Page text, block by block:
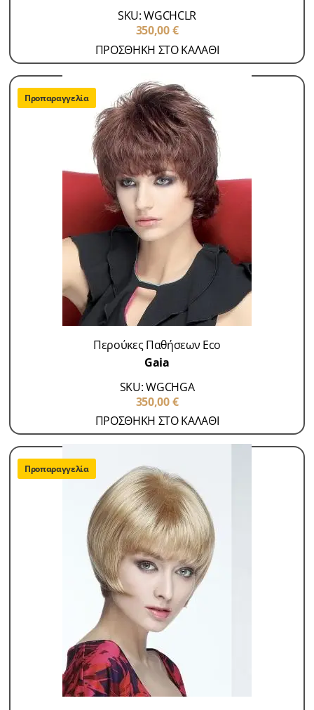
SKU: WGCHCLR
350,00€
ΠΡΟΣΘΗΚΗ ΣΤΟ ΚΑΛΑΘΙ
Περούκες Παθήσεων Eco
Gaia
Προπαραγγελία
SKU: WGCHGA
350,00€
ΠΡΟΣΘΗΚΗ ΣΤΟ ΚΑΛΑΘΙ
Προπαραγγελία